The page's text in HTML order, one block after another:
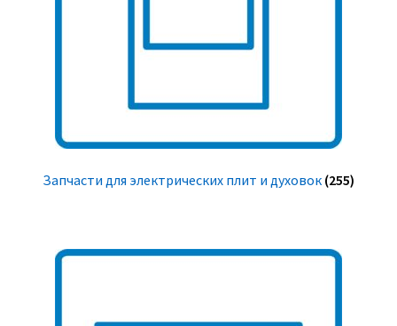
Запчасти для электрических плит и духовок (255)